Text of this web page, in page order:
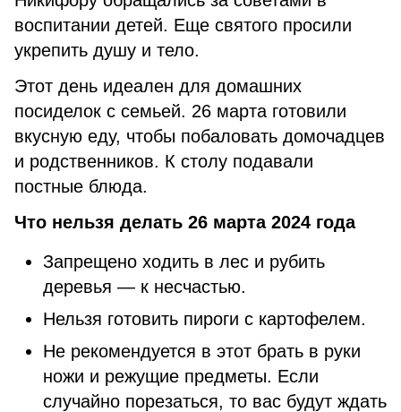
воспитании детей. Еще святого просили
укрепить душу и тело.
Этот день идеален для домашних
посиделок с семьей. 26 марта готовили
вкусную еду, чтобы побаловать домочадцев
и родственников. К столу подавали
постные блюда.
Что нельзя делать 26 марта 2024 года
Запрещено ходить в лес и рубить
деревья — к несчастью.
Нельзя готовить пироги с картофелем.
Не рекомендуется в этот брать в руки
ножи и режущие предметы. Если
случайно порезаться, то вас будут ждать